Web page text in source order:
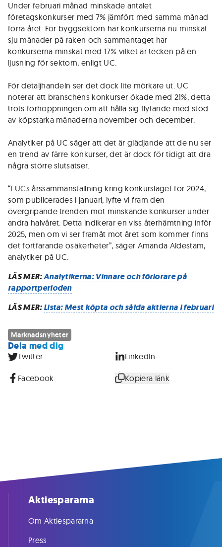
Under februari månad minskade antalet
företagskonkurser med 7% jämfört med samma månad
förra året. För byggsektorn har konkurserna nu minskat
sju månader på raken och sammantaget har
konkurserna minskat med 17% vilket är tecken på en
ljusning för sektorn, enligt UC.
För detaljhandeln ser det dock lite mörkare ut. UC
noterar att branschens konkurser ökade med 21%, detta
trots förhoppningen om att hålla sig flytande med stöd
av köpstarka månaderna november och december.
Analytiker på UC säger att det är glädjande att de nu ser
en trend av färre konkurser, det är dock för tidigt att dra
några större slutsatser.
“I UCs årssammanställning kring konkursläget för 2024,
som publicerades i januari, lyfte vi fram den
övergripande trenden mot minskande konkurser under
andra halvåret. Detta indikerar en viss återhämtning inför
2025, men om vi ser framåt mot året som kommer finns
det fortfarande osäkerheter”, säger Amanda Aldestam,
analytiker på UC.
LÄS MER:Analytikerna: Vinnare och förlorare på
rapportperioden
LÄS MER:Lista: Mest köpta och sålda aktierna i februari
Marknadsnyheter
Dela med dig
Twitter LinkedIn
Facebook Kopiera länk
Aktiespararna
Om Aktiespararna
Press